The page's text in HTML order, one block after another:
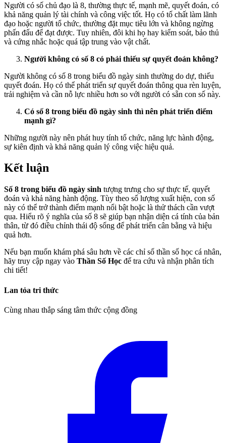
Người có số chủ đạo là 8, thường thực tế, mạnh mẽ, quyết đoán, có
khả năng quản lý tài chính và công việc tốt. Họ có tố chất làm lãnh
đạo hoặc người tổ chức, thường đặt mục tiêu lớn và không ngừng
phấn đấu để đạt được. Tuy nhiên, đôi khi họ hay kiểm soát, bảo thủ
và cứng nhắc hoặc quá tập trung vào vật chất.
Người không có số 8 có phải thiếu sự quyết đoán không?
Người không có số 8 trong biểu đồ ngày sinh thường do dự, thiếu
quyết đoán. Họ có thể phát triển sự quyết đoán thông qua rèn luyện,
trải nghiệm và cần nỗ lực nhiều hơn so với người có sẵn con số này.
Có số 8 trong biểu đồ ngày sinh thì nên phát triển điểm
mạnh gì?
Những người này nên phát huy tính tổ chức, năng lực hành động,
sự kiên định và khả năng quản lý công việc hiệu quả.
Kết luận
Số 8 trong biểu đồ ngày sinh tượng trưng cho sự thực tế, quyết
đoán và khả năng hành động. Tùy theo số lượng xuất hiện, con số
này có thể trở thành điểm mạnh nổi bật hoặc là thử thách cần vượt
qua. Hiểu rõ ý nghĩa của số 8 sẽ giúp bạn nhận diện cá tính của bản
thân, từ đó điều chỉnh thái độ sống để phát triển cân bằng và hiệu
quả hơn.
Nếu bạn muốn khám phá sâu hơn về các chỉ số thần số học cá nhân,
hãy truy cập ngay vào Thần Số Học để tra cứu và nhận phân tích
chi tiết!
Lan tỏa tri thức
Cùng nhau thắp sáng tâm thức cộng đồng